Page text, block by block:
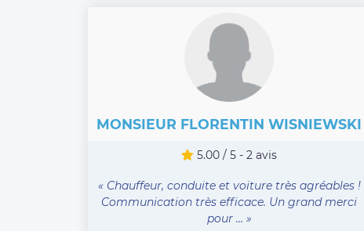
MONSIEUR FLORENTIN WISNIEWSKI
5.00 / 5 - 2 avis
« Chauffeur, conduite et voiture très agréables !
Communication très efficace. Un grand merci
pour ... »